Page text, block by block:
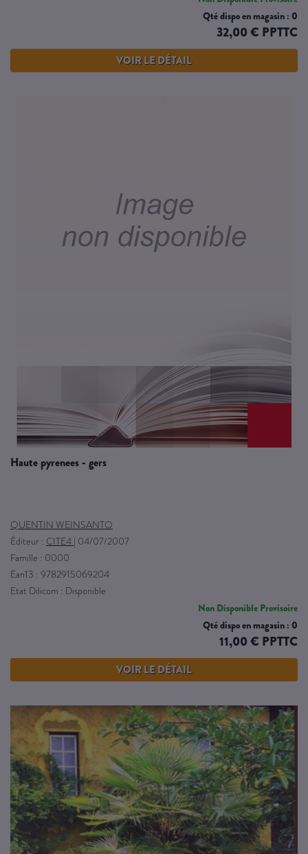
Qté dispo en magasin : 0
32,00 € PPTTC
VOIR LE DÉTAIL
haute pyrenees - gers
QUENTIN WEINSANTO
Éditeur : CITE4 04/07/2007
Famille : 0000
Ean13 : 9782915069204
Etat Dilicom : Disponible
Non Disponible Provisoire
Qté dispo en magasin : 0
11,00 € PPTTC
VOIR LE DÉTAIL